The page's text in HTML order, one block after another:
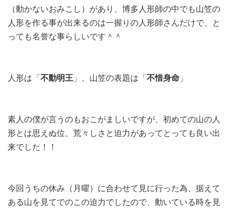
（動かないおみこし）があり、博多人形師の中でも山笠の
人形を作る事が出来るのは一握りの人形師さんだけで、と
っても名誉な事らしいです＾＾
人形は「 不動明王 」、山笠の表題は「 不惜身命 」
素人の僕が言うのもおこがましいですが、初めての山の人
形とは思えぬ位、荒々しさと迫力があってとっても良い出
来でした！！
今回うちの休み（月曜）に合わせて見に行った為、据えて
ある山を見てでのこの迫力でしたので、動いている時を見